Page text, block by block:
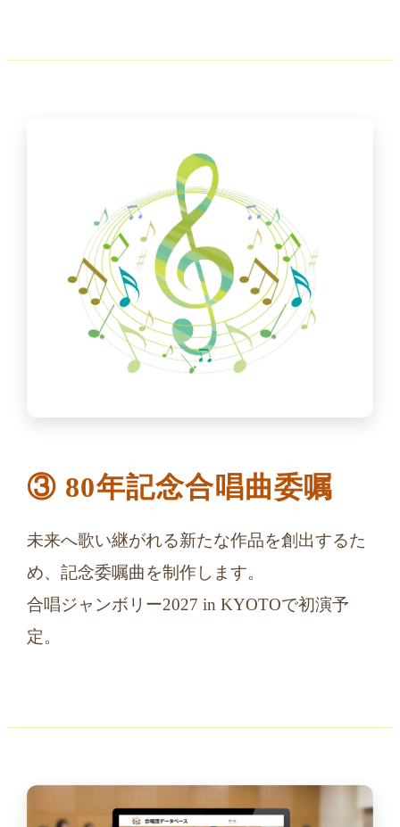
③ 80年記念合唱曲委嘱
未来へ歌い継がれる新たな作品を創出するた
め、記念委嘱曲を制作します。
合唱ジャンボリー2027 in KYOTOで初演予
定。